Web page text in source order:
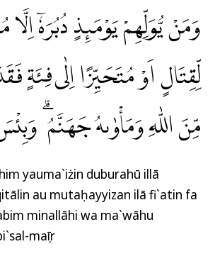
وَمَنْ يُّوَلِّهِمْ يَوْمَىِٕذٍ دُبُرَهٗٓ اِلَّا
لِّقِتَالٍ اَوْ مُتَحَيِّزًا اِلٰى فِئَةٍ
مِّنَ اللّٰهِ وَمَأْوٰىهُ جَهَنَّمُ
yauma`iżin duburahū illā
au mutaḥayyizan ilā fi`atin fa
minallāhi wa ma`wāhu
maṣīr